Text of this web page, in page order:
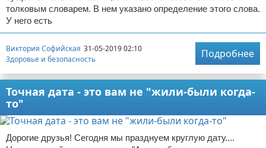
толковым словарем. В нем указано определение этого слова.
У него есть
Виктория Софийская 31-05-2019 02:10
Здоровье и безопасность
Подробнее
Точная дата - это вам не "жили-были когда-
то"
Дорогие друзья! Сегодня мы празднуем круглую дату....